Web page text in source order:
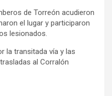
de Torreón acudieron
el lugar y participaron
lesionados.
la transitada vía y las
al Corralón